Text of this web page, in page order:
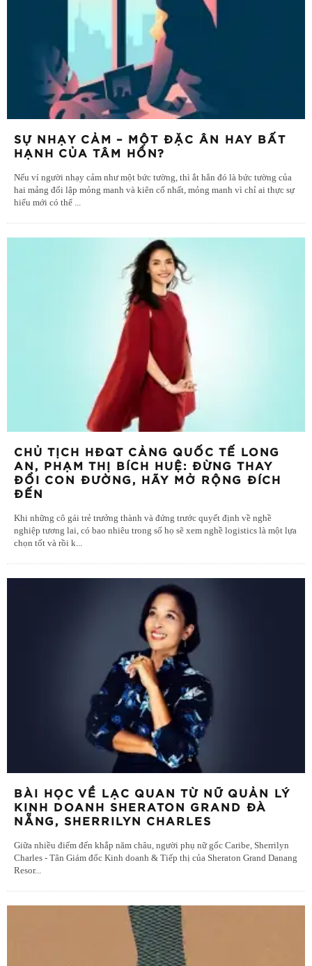
SỰ NHẠY CẢM – MỘT ĐẶC ÂN HAY BẤT
HẠNH CỦA TÂM HỒN?
Nếu ví người nhạy cảm như một bức tường, thì ắt hẳn đó là bức tường của
hai mảng đối lập mỏng manh và kiên cố nhất, mỏng manh vì chỉ ai thực sự
hiểu mới có thể
CHỦ TỊCH HĐQT CẢNG QUỐC TẾ LONG
AN, PHẠM THỊ BÍCH HUỆ: ĐỪNG THAY
ĐỔI CON ĐƯỜNG, HÃY MỞ RỘNG ĐÍCH
ĐẾN
Khi những cô gái trẻ trưởng thành và đứng trước quyết định về nghề
nghiệp tương lai, có bao nhiêu trong số họ sẽ xem nghề logistics là một lựa
chọn tốt và rồi k...
BÀI HỌC VỀ LẠC QUAN TỪ NỮ QUẢN LÝ
KINH DOANH SHERATON GRAND ĐÀ
NẴNG, SHERRILYN CHARLES
Giữa nhiều điểm đến khắp năm châu, người phụ nữ gốc Caribe, Sherrilyn
Charles - Tân Giám đốc Kinh doanh & Tiếp thị của Sheraton Grand Danang
Resor...